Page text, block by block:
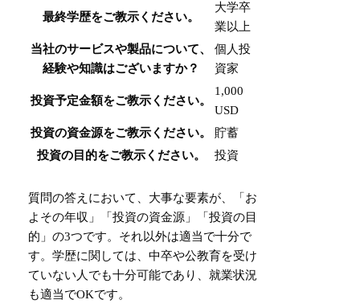
最終学歴をご教示ください。
大学卒
業以上
当社のサービスや製品について、
経験や知識はございますか？
個人投
資家
投資予定金額をご教示ください。
1,000
USD
投資の資金源をご教示ください。
貯蓄
投資の目的をご教示ください。
投資
質問の答えにおいて、大事な要素が、「お
よその年収」「投資の資金源」「投資の目
的」の3つです。それ以外は適当で十分で
す。学歴に関しては、中卒や公教育を受け
ていない人でも十分可能であり、就業状況
も適当でOKです。